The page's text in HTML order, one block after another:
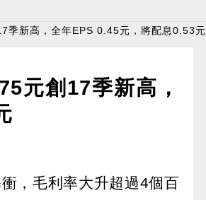
季新高，全年EPS 0.45元，將配息0.53元
元創17季新高，
，毛利率大升超過4個百